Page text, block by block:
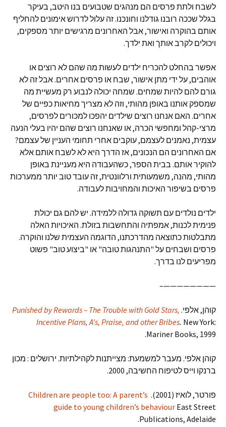
לשבח ולתת פרסים הם מנהגים שטבועים בנו היטב, בעיקר
בגלל שככה רובנו גודלנו וחונכנו. זה עלול לדרוש אימונים להחליף
אותם בהוקרה ואישור, אבל האחרונים מרגישים יותר מספקים,
ויכולים לקרב אותך ואת ילדך.
אפשר בהחלט להכריח ילדים לעשות מה שהם לא רוצים או
אוהבים, על ידי מתן אישור, שבח או פרסים אחרים. אבל זה לא
גורם להם להיות שמחים. שמחה יכולה לנבוע רק מעשיית מה
שמספק אותנו באופן מהותי, וזה לא מצריך מחיאות כפיים של
אחרים. האם אנחנו רוצים שילדים יהפכו למכורים לפרסים,
מרצי-קהל ומחפשי הכרה, או שאנחנו רוצים שהם יהיו בעלי הנעה
עצמית, נאמנים לעצמם, עוקבים אחרי תחומי העניין של עצמם?
אם האחרונים הם הנכונים, אז הדרך היא לא לשבח אותם אלא
להוקיר אותם. בבית הספר, כשהעבודה היא מעניינת באופן
מהותי, מהנה, משמעותית ורלוונטית, זה עובד טוב יותר ממערכות
פרסים בשיפור האיכות והמחויבות לעבודה.
ילדים נולדים עם תשוקה גדולה ללמידה. יש להם גם יכולת
פנימית לכנות, אמפתיה והתחשבות בזולת. האיכויות האלה
מתבלטות כתוצאה מהדרכתנו, הדוגמה העצמית שלנו והוקרה.
פרסים ושבחים על "התנהגות טובה" או "ביצוע טוב" פשוט
מפריעים לנו בדרך.
————————–
קוהן, אלפי. Punished by Rewards – The Trouble with Gold Stars,
Incentive Plans, A's, Praise, and other Bribes. New York:
Mariner Books, 1999.
קוהן אלפי. מעבר למשמעת: מצייתנות לקהילתיות. ירושלים : מכון
ברנקו וייס לטיפוח החשיבה, 2000.
פורטר, לואיז (2001).
Children are people too: A parent’s
guide to young children’s behaviour East Street
Publications, Adelaide.